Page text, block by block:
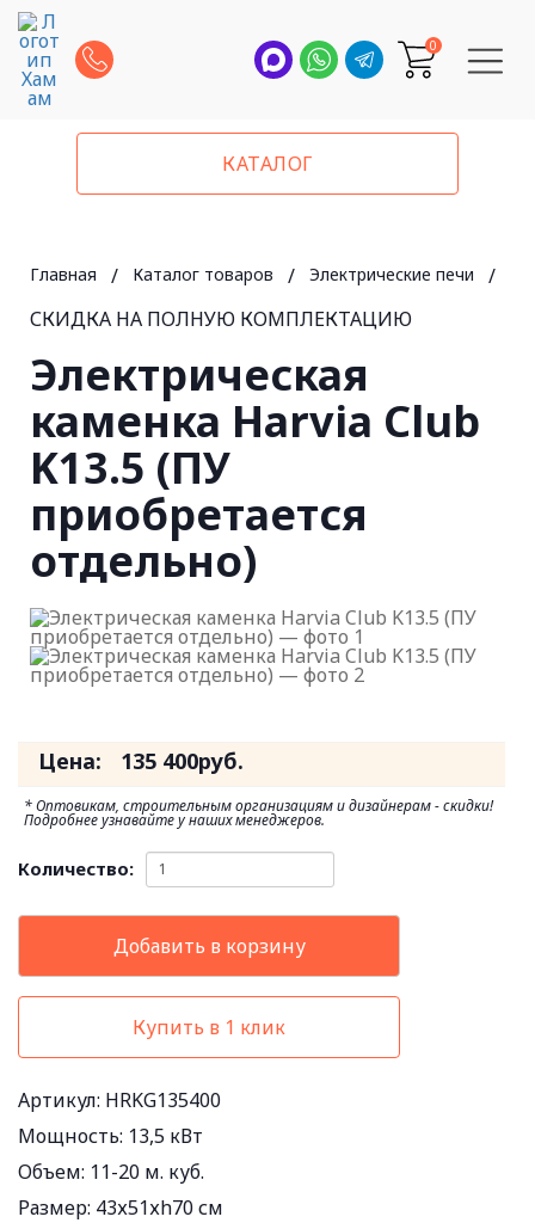
0
КАТАЛОГ
Главная / Каталог товаров / Электрические печи /
СКИДКА НА ПОЛНУЮ КОМПЛЕКТАЦИЮ
Электрическая
каменка Harvia Club
K13.5 (ПУ
приобретается
отдельно)
Цена: 135 400руб.
* Оптовикам, строительным организациям и дизайнерам - скидки!
Подробнее узнавайте у наших менеджеров.
Количество:
Добавить в корзину
Купить в 1 клик
Артикул: HRKG135400
Мощность: 13,5 кВт
Объем: 11-20 м. куб.
Размер: 43х51хh70 см